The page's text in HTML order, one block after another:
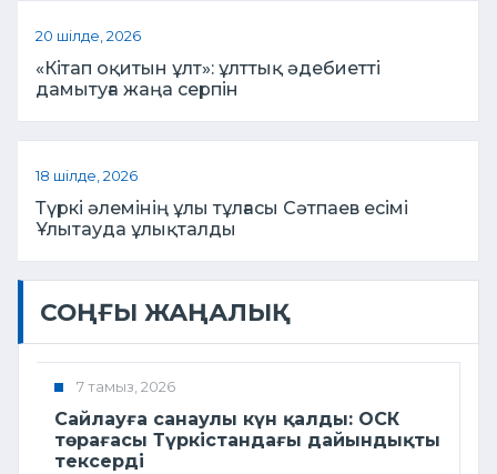
20 шілде, 2026
«Кітап оқитын ұлт»: ұлттық әдебиетті
дамытуға жаңа серпін
18 шілде, 2026
Түркі әлемінің ұлы тұлғасы Сәтпаев есімі
Ұлытауда ұлықталды
СОҢҒЫ ЖАҢАЛЫҚ
7 тамыз, 2026
Сайлауға санаулы күн қалды: ОСК
төрағасы Түркістандағы дайындықты
тексерді